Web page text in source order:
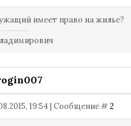
имеет право на жилье?
19:54 | Сообщение #2